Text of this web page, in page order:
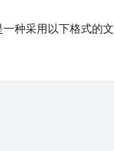
种采用以下格式的文